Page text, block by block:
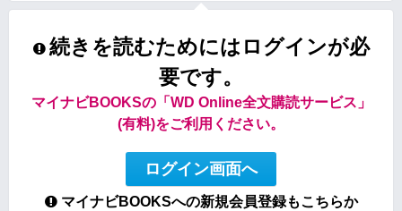
続きを読むためにはログインが必
要です。
マイナビBOOKSの「WD Online全文購読サービス」
(有料)をご利用ください。
ログイン画面へ
マイナビBOOKSへの新規会員登録もこちらか